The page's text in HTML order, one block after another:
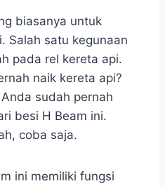
biasanya untuk
Salah satu kegunaan
pada rel kereta api.
naik kereta api?
sudah pernah
besi H Beam ini.
coba saja.
ini memiliki fungsi